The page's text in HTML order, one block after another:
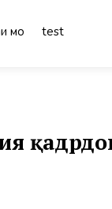
мо test